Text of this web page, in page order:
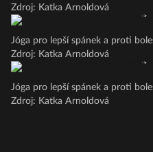
Zdroj: Katka Arnoldová
Jóga pro lepší spánek a proti
Zdroj: Katka Arnoldová
Jóga pro lepší spánek a proti
Zdroj: Katka Arnoldová